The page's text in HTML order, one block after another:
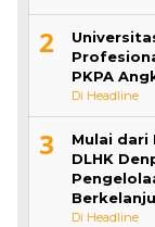
2
PKPA
Di Headline
3
Mulai dari
DLHK
Di Headline